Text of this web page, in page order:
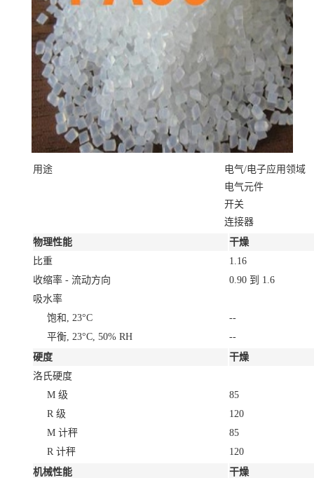
用途
电气/电子应用领域
电气元件
开关
连接器
物理性能
干燥
比重
1.16
收缩率 - 流动方向
0.90 到 1.6
吸水率
饱和, 23°C
--
平衡, 23°C, 50% RH
--
硬度
干燥
洛氏硬度
M 级
85
R 级
120
M 计秤
85
R 计秤
120
机械性能
干燥